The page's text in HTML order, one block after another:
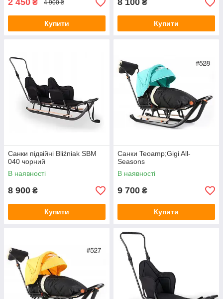
2 450 ₴ 4 900 ₴
Купити
8 100 ₴
Купити
Санки підвійні Bliźniak SBM
040 чорний
В наявності
8 900 ₴
Купити
Санки Teoamp;Gigi All-
Seasons
В наявності
9 700 ₴
Купити